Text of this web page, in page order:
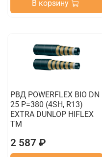
В корзину
РВД POWERFLEX BIO DN
25 P=380 (4SH, R13)
EXTRA DUNLOP HIFLEX
TM
2 587 ₽